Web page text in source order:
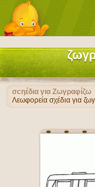
σcηέδια για Ζωγραφίζω
Λεωφορεία σχέδια για